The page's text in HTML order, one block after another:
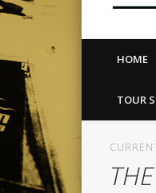
HOME
TOUR